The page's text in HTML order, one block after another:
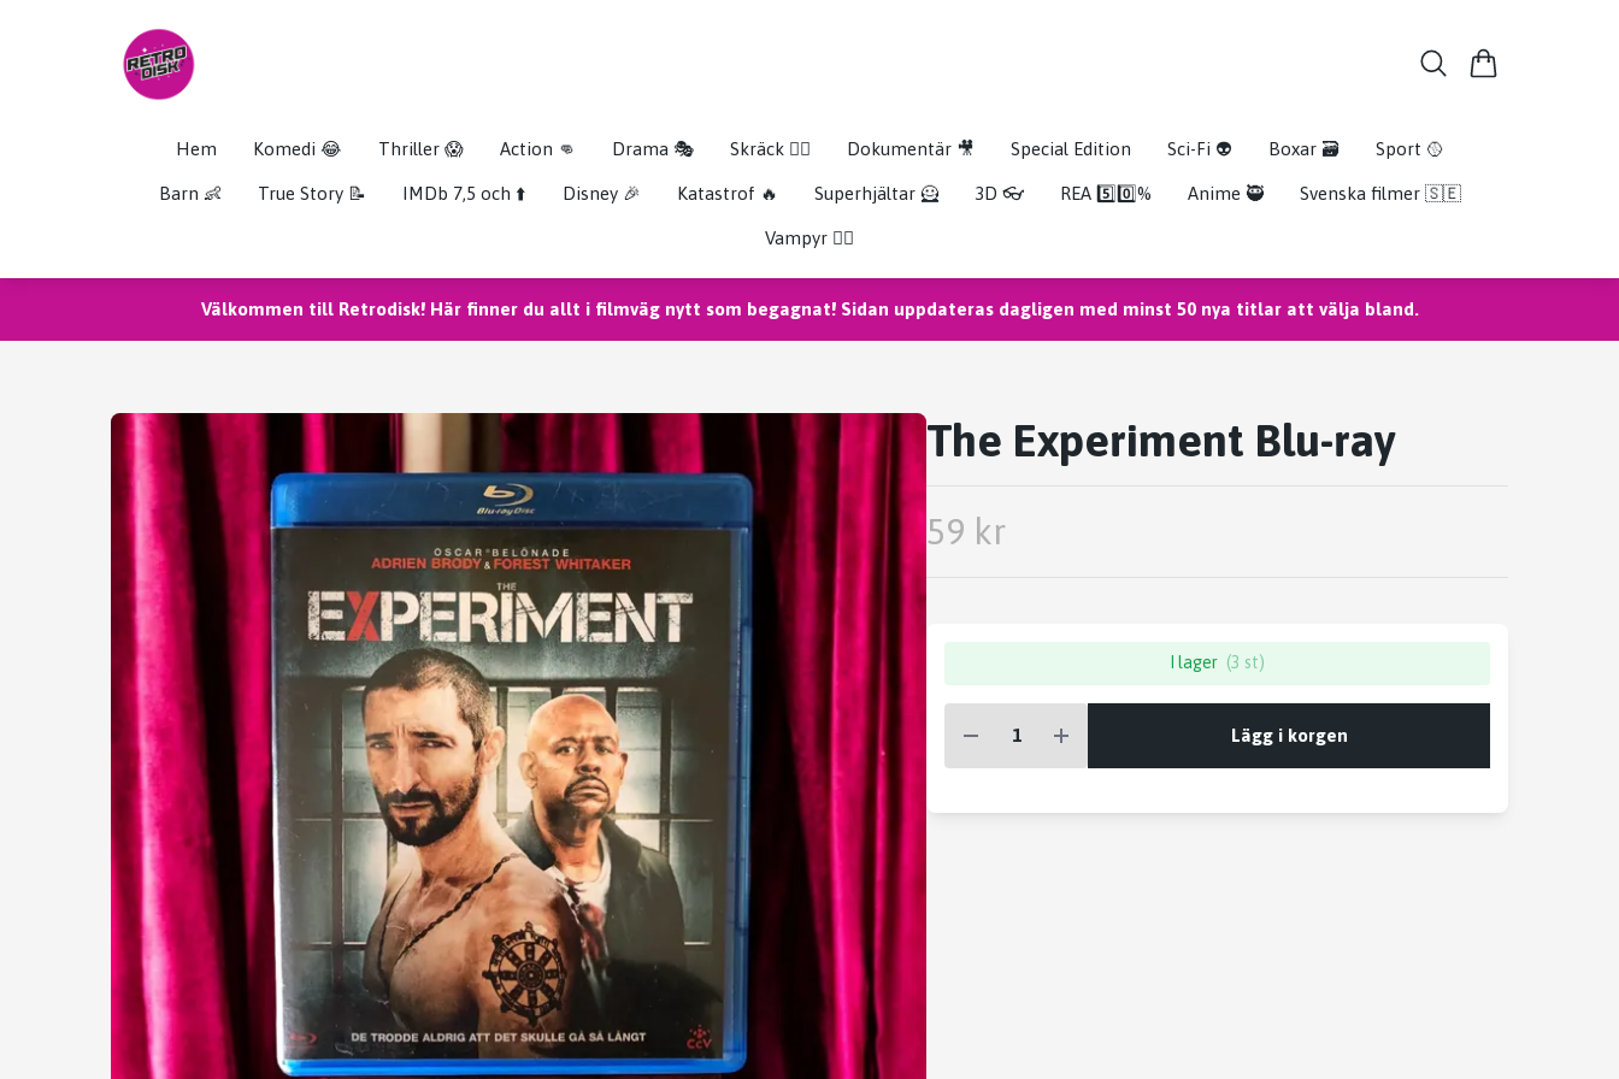
Hem Komedi 😂 Thriller 😱 Action 👊 Drama 🎭 Skräck 🧟‍♂️ Dokumentär 🎥 Special Edition Sci-Fi 👽 Boxar 🗃️ Sport 🥎
Barn 👶 True Story 📝 IMDb 7,5 och ⬆️ Disney 🎉 Katastrof 🔥 Superhjältar 🦸 3D 👓 REA 5️⃣0️⃣% Anime 🥷 Svenska filmer 🇸🇪
Vampyr 🧛‍♀️
Välkommen till Retrodisk! Här finner du allt i filmväg nytt som begagnat! Sidan uppdateras dagligen med minst 50 nya titlar att välja bland.
The Experiment Blu-ray
59 kr
I lager (3 st)
Lägg i korgen